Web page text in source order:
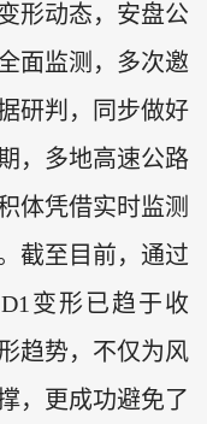
形动态，安盘公
面监测，多次邀
研判，同步做好
，多地高速公路
体凭借实时监测
截至目前，通过
变形已趋于收
趋势，不仅为风
，更成功避免了